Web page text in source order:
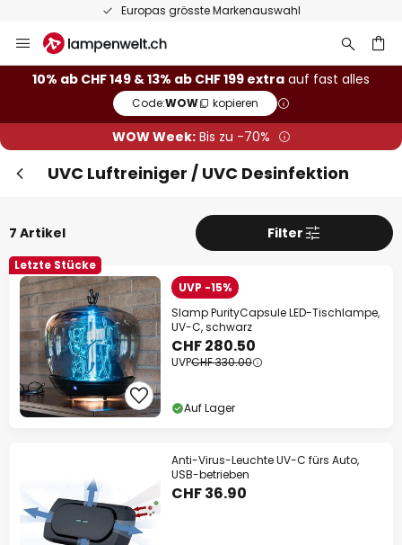
Europas grösste Markenauswahl
Inhalt
springen
10% ab CHF 149 & 13% ab CHF 199 extra auf fast alles
Code:WOW kopieren
WOW Week:Bis zu -70%
UVC Luftreiniger / UVC Desinfektion
7 Artikel Filter
Letzte Stücke
UVP -15%
Slamp PurityCapsule LED-Tischlampe,
UV-C, schwarz
CHF 280.50
UVPCHF 330.00
Auf Lager
Anti-Virus-Leuchte UV-C fürs Auto,
USB-betrieben
CHF 36.90